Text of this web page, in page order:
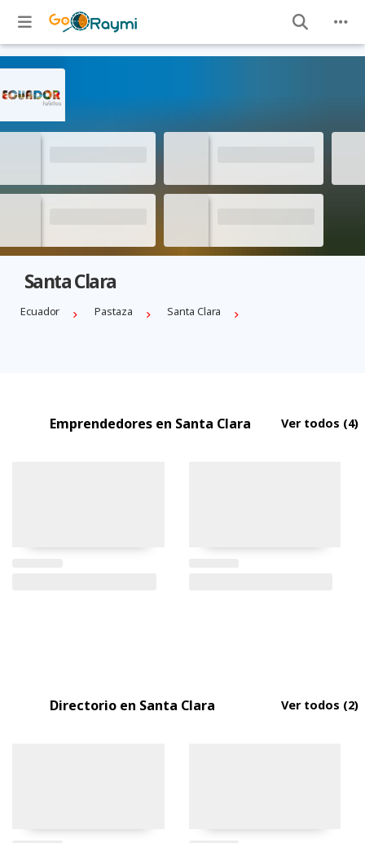
Santa Clara
Ecuador Pastaza Santa Clara
Emprendedores en Santa Clara Ver todos (4)
Directorio en Santa Clara Ver todos (2)